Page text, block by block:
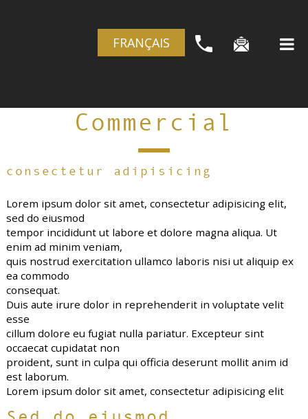
FRANÇAIS
Commercial
consectetur adipisicing
Lorem ipsum dolor sit amet, consectetur adipisicing elit,
sed do eiusmod
tempor incididunt ut labore et dolore magna aliqua. Ut
enim ad minim veniam,
quis nostrud exercitation ullamco laboris nisi ut aliquip ex
ea commodo
consequat.
Duis aute irure dolor in reprehenderit in voluptate velit
esse
cillum dolore eu fugiat nulla pariatur. Excepteur sint
occaecat cupidatat non
proident, sunt in culpa qui officia deserunt mollit anim id
est laborum.
Lorem ipsum dolor sit amet, consectetur adipisicing elit